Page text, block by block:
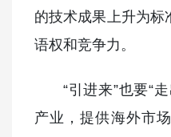
的技术成果上升为标
语权和竞争力。
“引进来”也要“
产业，提供海外市